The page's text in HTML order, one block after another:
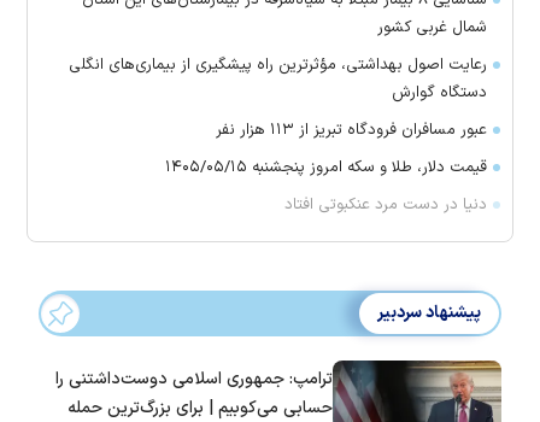
شمال غربی کشور
رعایت اصول بهداشتی، مؤثرترین راه پیشگیری از بیماری‌های انگلی
دستگاه گوارش
عبور مسافران فرودگاه تبریز از ۱۱۳ هزار نفر
قیمت دلار، طلا و سکه امروز پنجشنبه ۱۴۰۵/۰۵/۱۵
دنیا در دست مرد عنکبوتی افتاد
پیشنهاد سردبیر
ترامپ: جمهوری اسلامی دوست‌داشتنی را
حسابی می‌کوبیم | برای بزرگ‌ترین حمله